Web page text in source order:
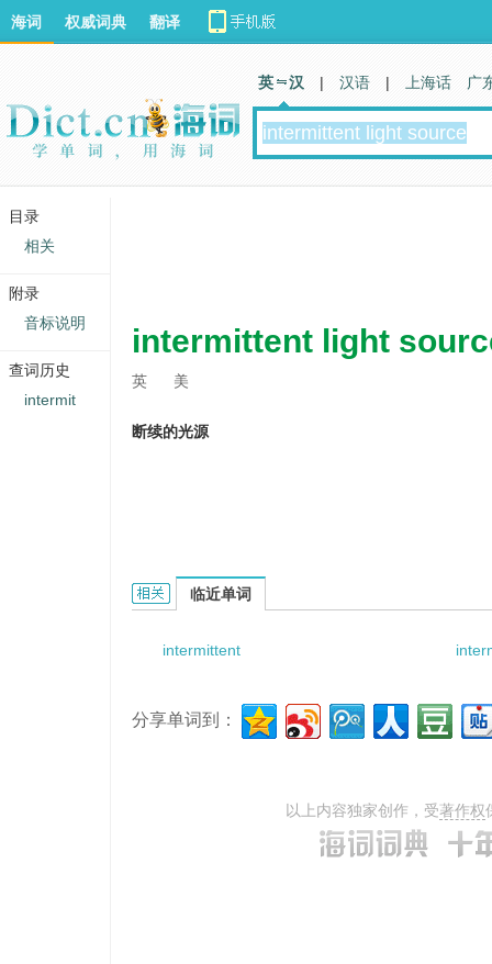
intermittent light
英 美
断续的光源
intermittent light source的相关资料：
临近单词
intermittent
分享单词到：
以上内容独家创作，受著作权
海词 权威词典 翻译
英 汉 | 汉语 | 上海话 广
目录
相关
附录
音标说明
查词历史
intermit